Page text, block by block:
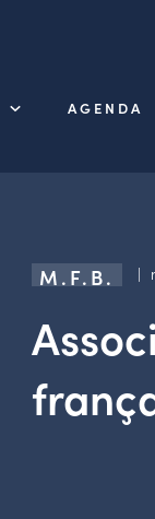
AGENDA
M.F.B. |